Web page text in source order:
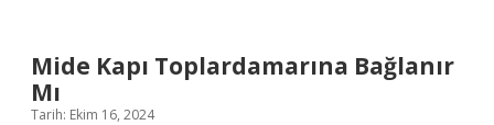
Mide Kapı Toplardamarına Bağlanır
Mı
Tarih: Ekim 16, 2024